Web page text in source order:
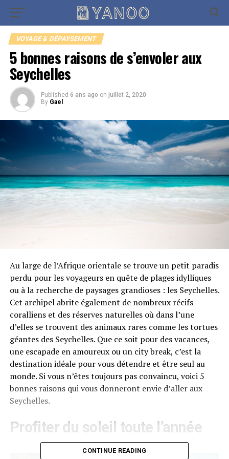
VOYAGE & DÉPAYSEMENT
5 bonnes raisons de s’envoler aux
Seychelles
Published 6 ans ago on juillet 2, 2020
By Gael
Au large de l’Afrique orientale se trouve un petit paradis
perdu pour les voyageurs en quête de plages idylliques
ou à la recherche de paysages grandioses : les Seychelles.
Cet archipel abrite également de nombreux récifs
coralliens et des réserves naturelles où dans l’une
d’elles se trouvent des animaux rares comme les tortues
géantes des Seychelles. Que ce soit pour des vacances,
une escapade en amoureux ou un city break, c’est la
destination idéale pour vous détendre et être seul au
monde. Si vous n’êtes toujours pas convaincu, voici 5
bonnes raisons qui vous donneront envie d’aller aux
Seychelles.
Profiter du soleil toute l’année
CONTINUE READING
Go to mobile version